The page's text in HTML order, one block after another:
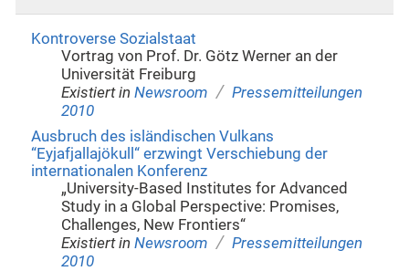
Kontroverse Sozialstaat
Vortrag von Prof. Dr. Götz Werner an der
Universität Freiburg
Existiert in Newsroom / Pressemitteilungen
2010
Ausbruch des isländischen Vulkans
“Eyjafjallajökull“ erzwingt Verschiebung der
internationalen Konferenz
„University-Based Institutes for Advanced
Study in a Global Perspective: Promises,
Challenges, New Frontiers“
Existiert in Newsroom / Pressemitteilungen
2010